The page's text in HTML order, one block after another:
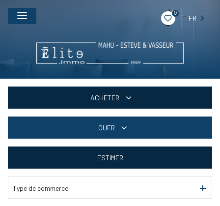
0
FR
ACHETER
LOUER
ESTIMER
Type de commerce